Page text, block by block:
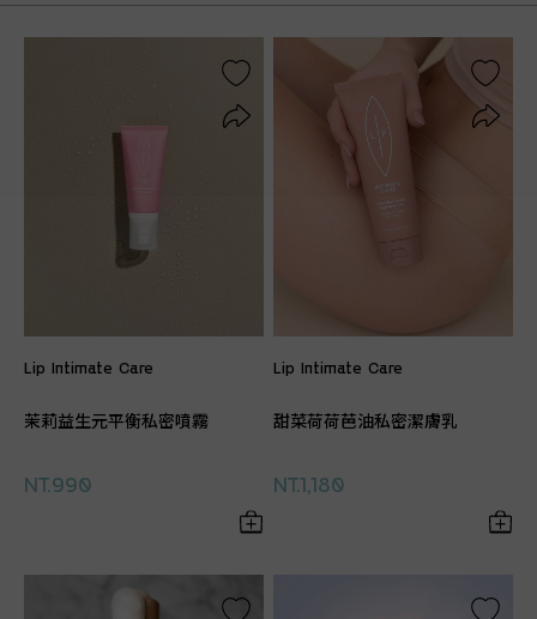
Lip Intimate Care
茉莉益生元平衡私密噴霧
NT.990
Lip Intimate Care
甜菜荷荷芭油私密潔膚乳
NT.1,180